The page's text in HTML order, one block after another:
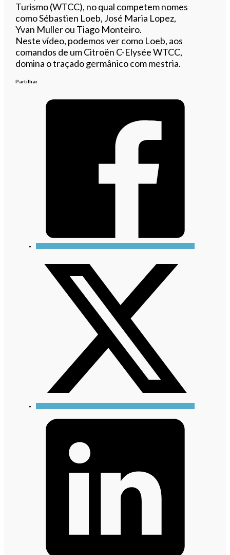
Turismo (WTCC), no qual competem nomes
como Sébastien Loeb, José Maria Lopez,
Yvan Muller ou Tiago Monteiro.
Neste vídeo, podemos ver como Loeb, aos
comandos de um Citroën C-Elysée WTCC,
domina o traçado germânico com mestria.
Partilhar